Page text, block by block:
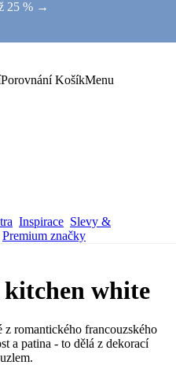
25 % →
Porovnání KošíkMenu
Inspirace Slevy &
Premium značky
kitchen white
romantického francouzského
a patina - to dělá z dekorací